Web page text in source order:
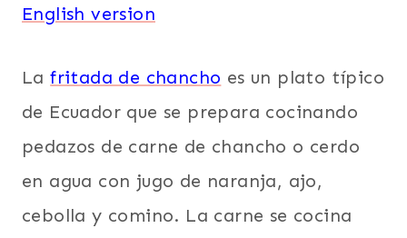
English version
Lafritada de chancho es un plato típico
de Ecuador que se prepara cocinando
pedazos de carne de chancho o cerdo
en agua con jugo de naranja, ajo,
cebolla y comino. La carne se cocina